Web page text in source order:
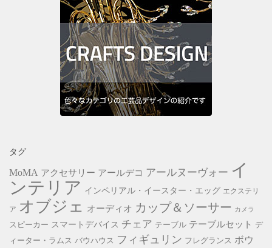
タグ
MoMA アクセサリー アールデコ アールヌーヴォー イ
ンテリア インペリアル・イースター・エッグ エクステリ
ア オブジェ オーディオ カップ＆ソーサー カメラ
スピーカー スマートデバイス チェア テーブル テーブルセット
デ
ィーター・ラムス バウハウス フィギュリン フレグランス ボウ